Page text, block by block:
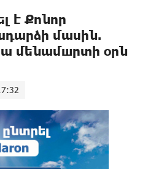
է Քոնոր
մասին.
մենամшրտի օրն